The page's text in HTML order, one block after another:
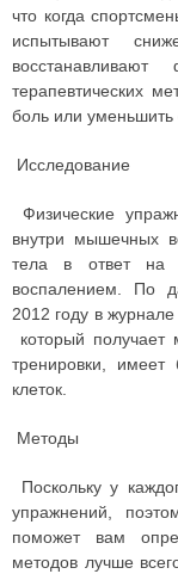
что когда
испытывают
терапевтических
боль или уменьшить
Исследование
Физические
внутри мышечных
тела в ответ на
воспалением. По
2012 году в
который получает
тренировки,
клеток.
Методы
Поскольку у
упражнений,
поможет вам
методов лучше